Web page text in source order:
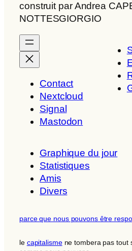
construit par Andrea
NOTTESGIORGIO
Contact
Nextcloud
Signal
Mastodon
Graphique du jour
Statistiques
Amis
Divers
parce que nous pouvons être
le capitalismene tombera pas tout